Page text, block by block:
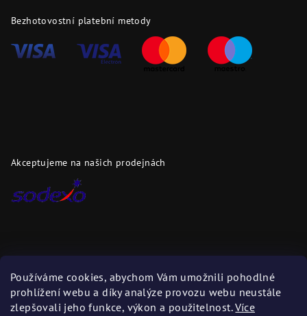
Používáme cookies, abychom Vám umožnili pohodlné
prohlížení webu a díky analýze provozu webu neustále
zlepšovali jeho funkce, výkon a použitelnost.Více
Bezhotovostní platební metody
Akceptujeme na našich prodejnách
Zboží zasíláme těmito dopravci